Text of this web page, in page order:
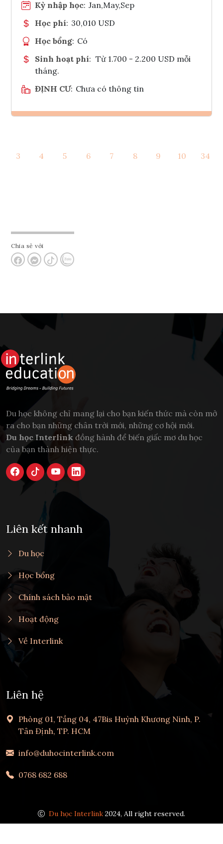
Kỳ nhập học: Jan,May,Sep
Học phí: 30,010 USD
Học bổng: Có
Sinh hoạt phí: Từ 1.700 - 2.200 USD mỗi
tháng.
ĐỊNH CƯ: Chưa có thông tin
Tham vấn Interlink
3 4 5 6 7 8 9 10 34
Chia sẻ với
Du học không chỉ mang lại cho bạn kiến thức mà còn mở
ra cho bạn những chân trời mới, những cơ hội mới.
Du học Interlink đồng hành để biến giấc mơ du học
của bạn thành hiện thực.
Liên kết nhanh
Du học
Học bổng
Chính sách bảo mật
Hoạt động
Về Interlink
Liên hệ
Phòng 01, Tầng 04, 47Bis Huỳnh Khương Ninh, P.
Tân Định, TP. HCM
info@duhocinterlink.com
0768 682 688
Du học Interlink 2024, All right reserved.